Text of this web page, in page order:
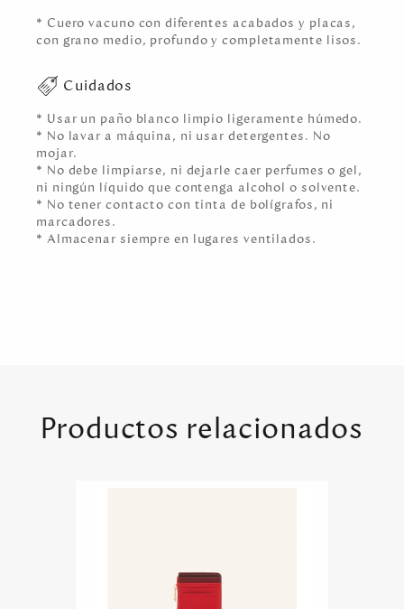
* Cuero vacuno con diferentes acabados y placas,
con grano medio, profundo y completamente lisos.
Cuidados
* Usar un paño blanco limpio ligeramente húmedo.
* No lavar a máquina, ni usar detergentes. No
mojar.
* No debe limpiarse, ni dejarle caer perfumes o gel,
ni ningún líquido que contenga alcohol o solvente.
* No tener contacto con tinta de bolígrafos, ni
marcadores.
* Almacenar siempre en lugares ventilados.
Productos relacionados